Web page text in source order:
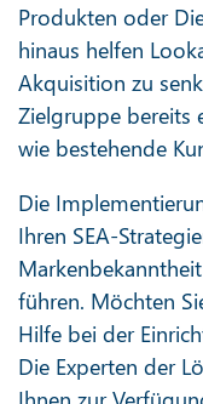
Produkten oder
hinaus helfen
Akquisition zu
Zielgruppe bereits
wie bestehende
Die
Ihren SEA-
führen. Möchten
Hilfe bei der
Die Experten der